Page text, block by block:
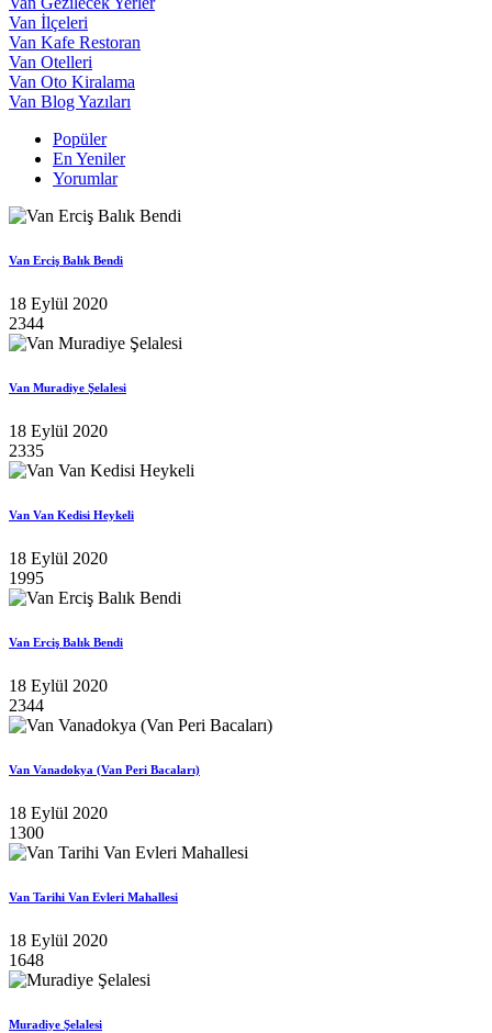
Van İlçeleri
Van Kafe Restoran
Van Otelleri
Van Oto Kiralama
Van Blog Yazıları
Popüler
En Yeniler
Yorumlar
Van Erciş Balık Bendi
18 Eylül 2020
2344
Van Muradiye Şelalesi
18 Eylül 2020
2335
Van Van Kedisi Heykeli
18 Eylül 2020
1995
Van Erciş Balık Bendi
18 Eylül 2020
2344
Van Vanadokya (Van Peri Bacaları)
18 Eylül 2020
1300
Van Tarihi Van Evleri Mahallesi
18 Eylül 2020
1648
Muradiye Şelalesi